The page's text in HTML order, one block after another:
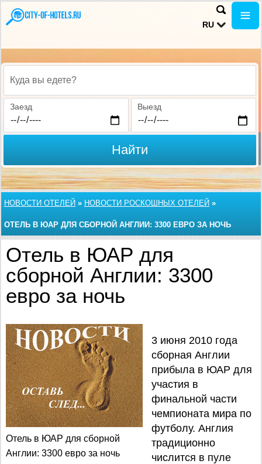
RU
Куда вы едете?
Заезд Выезд
Найти
НОВОСТИ ОТЕЛЕЙ » НОВОСТИ РОСКОШНЫХ ОТЕЛЕЙ »
ОТЕЛЬ В ЮАР ДЛЯ СБОРНОЙ АНГЛИИ: 3300 ЕВРО ЗА НОЧЬ
Отель в ЮАР для
сборной Англии: 3300
евро за ночь
Отель в ЮАР для сборной
Англии: 3300 евро за ночь
3 июня 2010 года
сборная Англии
прибыла в ЮАР для
участия в
финальной части
чемпионата мира по
футболу. Англия
традиционно
числится в пуле